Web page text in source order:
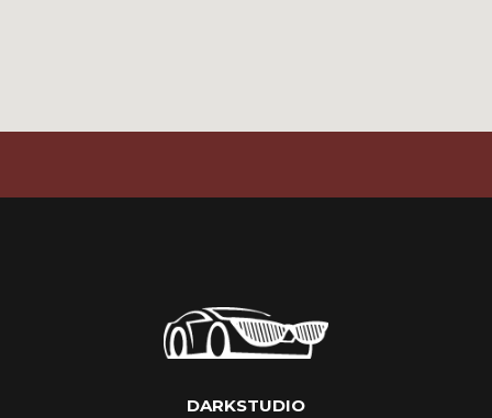
DARKSTUDIO